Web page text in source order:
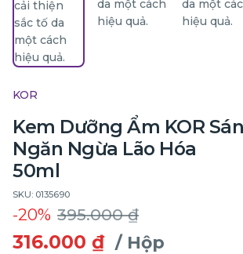
KOR
Kem Dưỡng Ẩm KOR
Ngăn Ngừa Lão Hóa
50ml
SKU: 0135690
-20% 395.000 ₫
316.000 ₫ / Hộp